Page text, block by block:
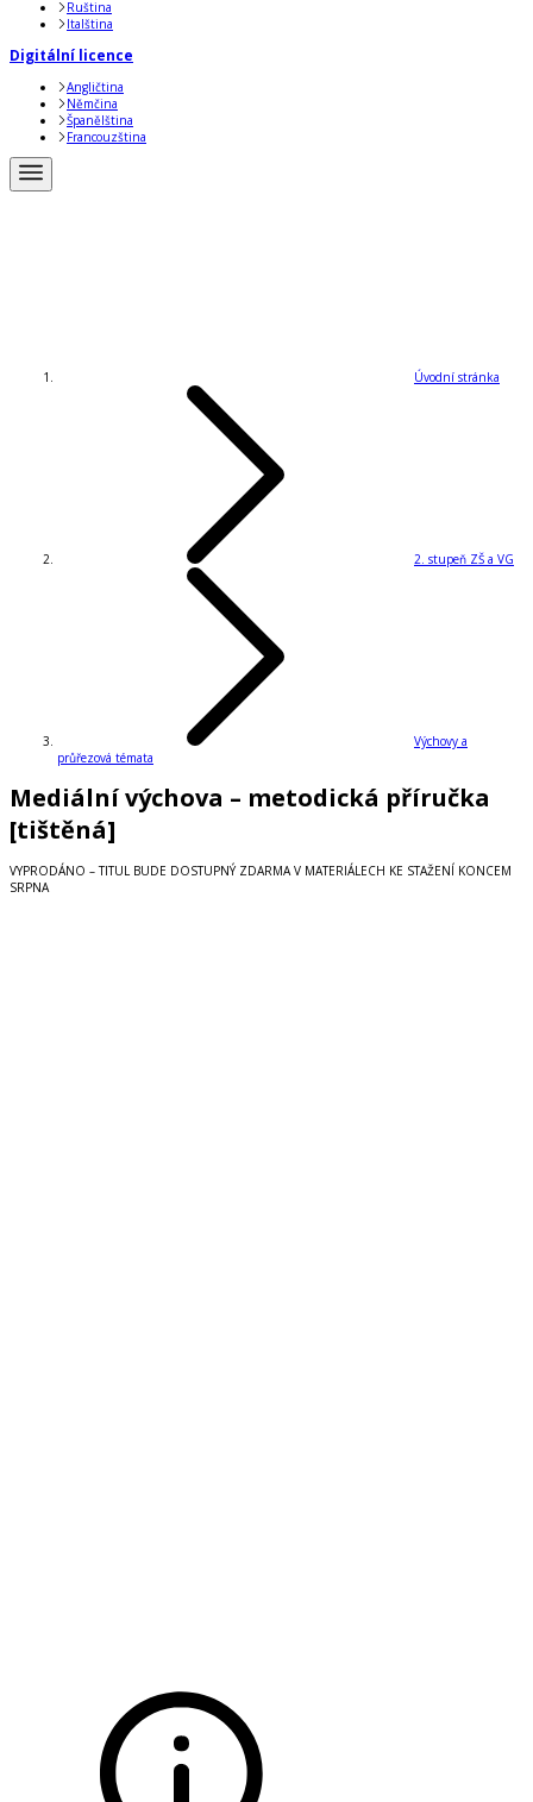
Ruština
Italština
Digitální licence
Angličtina
Němčina
Španělština
Francouzština
Úvodní stránka
2. stupeň ZŠ a VG
Výchovy a
průřezová témata
Mediální výchova – metodická příručka
[tištěná]
VYPRODÁNO – TITUL BUDE DOSTUPNÝ ZDARMA V MATERIÁLECH KE STAŽENÍ KONCEM
SRPNA